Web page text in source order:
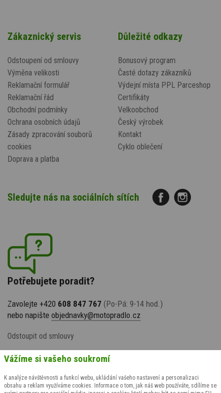
Zákaznický servis
Odstoupení od smlouvy
Výměna velikosti
Reklamační formulář
Reklamační řád
Obchodní podmínky
Ochrana osobních údajů
Zásady zpracování souborů
cookies
Doprava a platba
Důležité odkazy
Bonusový program
Časté dotazy zákazníků
Výdejní místa PPL Parceshop
Certifikáty
Velkoobchod
Český výrobek
Kontakt
Cyklo oblečení
Sledujte nás na sociálních sítích
Potřebujete poradit?
Zavolejte +420 608 847 767 (Po-Pá: 9-14 hod.)
nebo napište objednavky@motopradlo.cz
Odstoupit od smlouvy
Vážíme si vašeho soukromí
K analýze návštěvnosti a funkcí webu, ukládání vašeho nastavení a personalizaci
obsahu a reklam využíváme cookies. Informace o tom, jak náš web používáte, sdílíme se